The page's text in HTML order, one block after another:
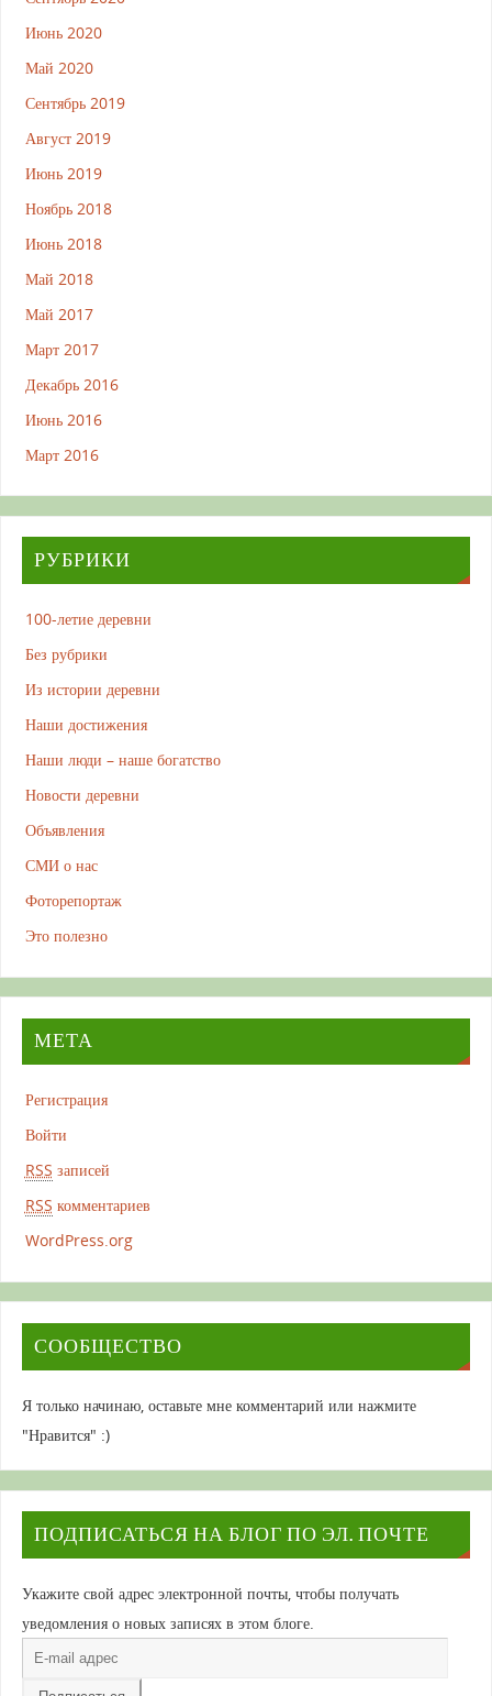
Июнь 2020
Май 2020
Сентябрь 2019
Август 2019
Июнь 2019
Ноябрь 2018
Июнь 2018
Май 2018
Май 2017
Март 2017
Декабрь 2016
Июнь 2016
Март 2016
РУБРИКИ
100-летие деревни
Без рубрики
Из истории деревни
Наши достижения
Наши люди – наше богатство
Новости деревни
Объявления
СМИ о нас
Фоторепортаж
Это полезно
МЕТА
Регистрация
Войти
RSS записей
RSS комментариев
WordPress.org
СООБЩЕСТВО
Я только начинаю, оставьте мне комментарий или нажмите
"Нравится" :)
ПОДПИСАТЬСЯ НА БЛОГ ПО ЭЛ. ПОЧТЕ
Укажите свой адрес электронной почты, чтобы получать
уведомления о новых записях в этом блоге.
E-
mail